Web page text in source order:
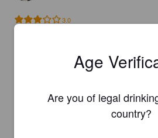
3.0
2.0
Age
Are you of legal
country?